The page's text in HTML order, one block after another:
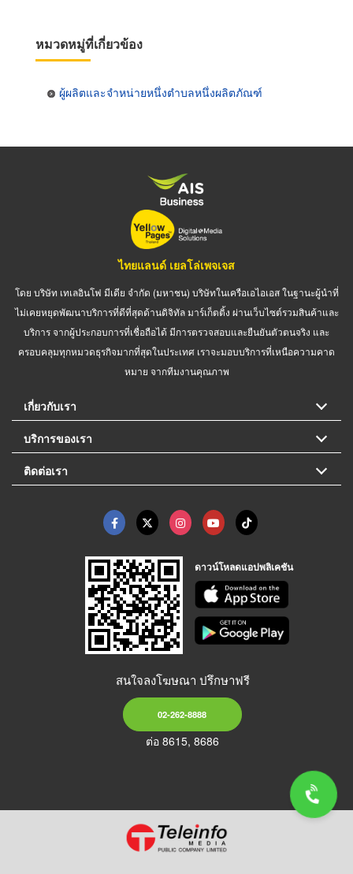
หมวดหมู่ที่เกี่ยวข้อง
ผู้ผลิตและจำหน่ายหนึ่งตำบลหนึ่งผลิตภัณฑ์
ไทยแลนด์ เยลโล่เพจเจส
โดย บริษัท เทเลอินโฟ มีเดีย จำกัด (มหาชน) บริษัทในเครือเอไอเอส ในฐานะผู้นำที่
ไม่เคยหยุดพัฒนาบริการที่ดีที่สุดด้านดิจิทัล มาร์เก็ตติ้ง ผ่านเว็บไซต์รวมสินค้าและ
บริการ จากผู้ประกอบการที่เชื่อถือได้ มีการตรวจสอบและยืนยันตัวตนจริง และ
ครอบคลุมทุกหมวดธุรกิจมากที่สุดในประเทศ เราจะมอบบริการที่เหนือความคาด
หมาย จากทีมงานคุณภาพ
เกี่ยวกับเรา
บริการของเรา
ติดต่อเรา
ดาวน์โหลดแอปพลิเคชัน
สนใจลงโฆษณา ปรึกษาฟรี
02-262-8888
ต่อ 8615, 8686